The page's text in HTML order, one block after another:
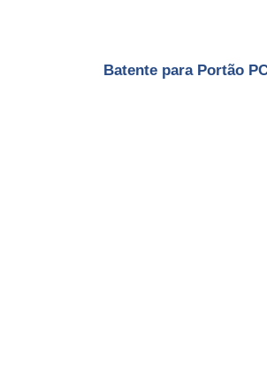
Batente para Portão